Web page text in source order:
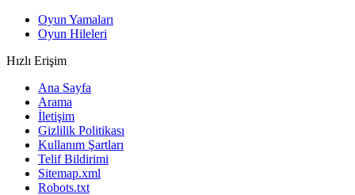
Oyun Yamaları
Oyun Hileleri
Hızlı Erişim
Ana Sayfa
Arama
İletişim
Gizlilik Politikası
Kullanım Şartları
Telif Bildirimi
Sitemap.xml
Robots.txt